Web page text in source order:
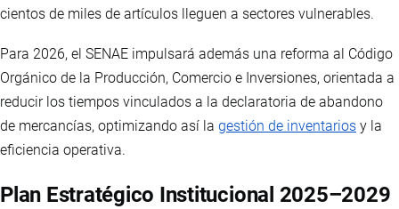
cientos de miles de artículos lleguen a sectores vulnerables.
Para 2026, el SENAE impulsará además una reforma al Código
Orgánico de la Producción, Comercio e Inversiones, orientada a
reducir los tiempos vinculados a la declaratoria de abandono
de mercancías, optimizando así la gestión de inventarios y la
eficiencia operativa.
Plan Estratégico Institucional 2025–2029